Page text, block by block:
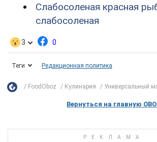
Слабосоленая красная
слабосоленая
3 0
Теги Редакционная политика
FoodOboz Кулинария Универсальный
Вернуться на главную